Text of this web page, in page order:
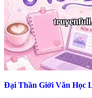
Đại Thần Giới Văn Học